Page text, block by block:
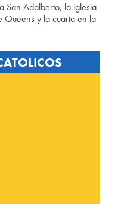
San Adalberto, la iglesia
Queens y la cuarta en la